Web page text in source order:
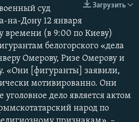
360p
720p 1080p
480p
1080p
Загрузить
суд
на-Дону 12 января
времени (в 9:00 по Киеву)
белогорского «дела
Омерову, Ризе Омерову и
«Они [фигуранты] заявили,
мотивированно. Они
уголовное дело является актом
народ по